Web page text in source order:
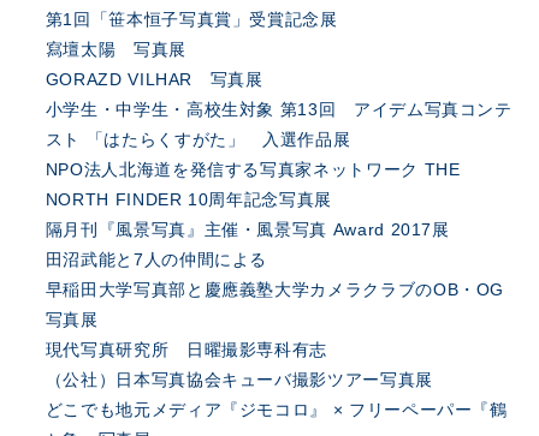
第1回「笹本恒子写真賞」受賞記念展
寫壇太陽 写真展
GORAZD VILHAR 写真展
小学生・中学生・高校生対象 第13回 アイデム写真コンテ
スト 「はたらくすがた」 入選作品展
NPO法人北海道を発信する写真家ネットワーク THE
NORTH FINDER 10周年記念写真展
隔月刊『風景写真』主催・風景写真 Award 2017展
田沼武能と7人の仲間による
早稲田大学写真部と慶應義塾大学カメラクラブのOB・OG
写真展
現代写真研究所 日曜撮影専科有志
（公社）日本写真協会キューバ撮影ツアー写真展
どこでも地元メディア『ジモコロ』 × フリーペーパー『鶴